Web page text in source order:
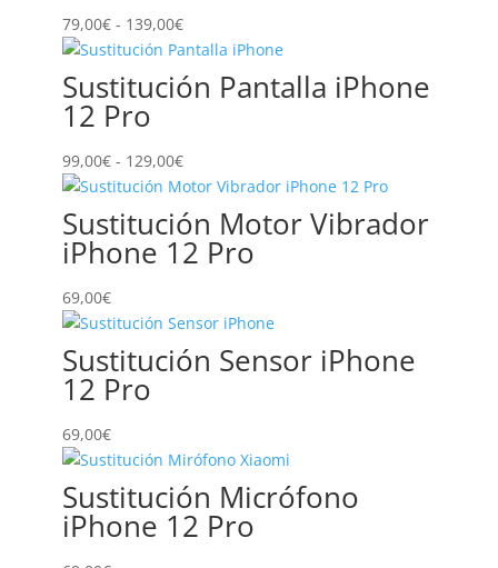
79,00€ - 139,00€Rango
de
precios:
desde
hasta
139,00€
Sustitución Pantalla iPhone
12 Pro
99,00€ - 129,00€Rango
de
precios:
desde
99,00€
129,00€
Sustitución Motor Vibrador
iPhone 12 Pro
69,00€
Sustitución Sensor iPhone
12 Pro
69,00€
Sustitución Micrófono
iPhone 12 Pro